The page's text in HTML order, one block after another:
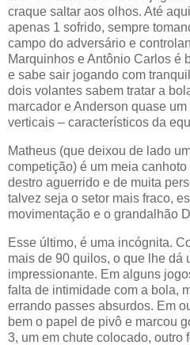
craque saltar aos olhos. Até
apenas 1 sofrido, sempre
campo do adversário e
Marquinhos e Antônio Carlos é
e sabe sair jogando com
dois volantes sabem tratar a
marcador e Anderson quase
verticais – característicos da
Matheus (que deixou de lado
competição) é um meia
destro aguerrido e de muita
talvez seja o setor mais fraco,
movimentação e o grandalhão
Esse último, é uma incógnita.
mais de 90 quilos, o que lhe dá
impressionante. Em alguns
falta de intimidade com a bola,
errando passes absurdos. Em
bem o papel de pivô e marcou
3, um em chute colocado, outro